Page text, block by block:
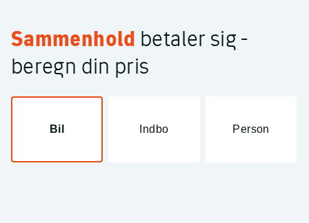
Sammenhold betaler sig -
beregn din pris
Bil Indbo Person